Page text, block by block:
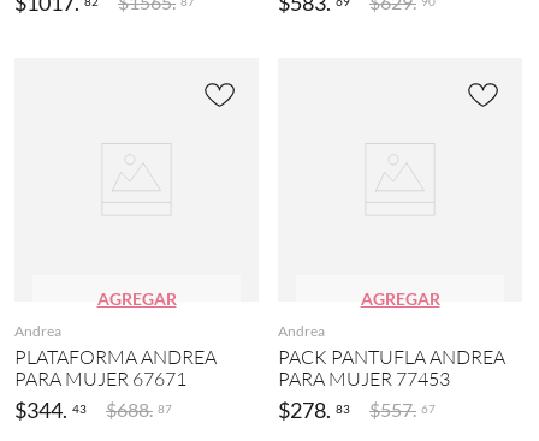
AGREGAR
Andrea
PLATAFORMA ANDREA
PARA MUJER 67671
$344. 43 $688. 87
AGREGAR
Andrea
PACK PANTUFLA ANDREA
PARA MUJER 77453
$278. 83 $557. 67